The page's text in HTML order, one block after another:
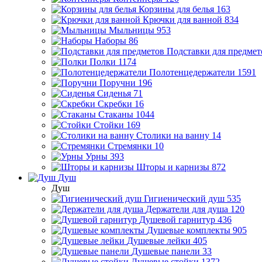
Корзины для белья 163
Крючки для ванной 834
Мыльницы 953
Наборы 86
Подставки для
Полки 1174
Полотенцедержатели 1591
Поручни 196
Сиденья 71
Скребки 16
Стаканы 1044
Стойки 169
Столики на ванну 14
Стремянки 10
Урны 393
Шторы и карнизы 872
Душ
Душ
Гигиенический душ 535
Держатели для душа 120
Душевой гарнитур 436
Душевые комплекты 905
Душевые лейки 405
Душевые панели 33